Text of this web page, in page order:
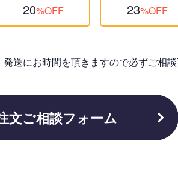
20%OFF 23%OFF
送にお時間を頂きますので必ずご相
文ご相談フォーム